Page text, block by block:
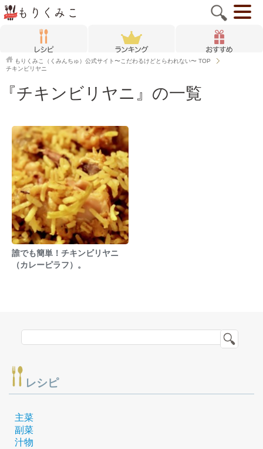
もりくみこ（くみんちゅ）公式サイト〜こだわるけどとらわれない〜 TOP
チキンビリヤニ
『チキンビリヤニ』の一覧
誰でも簡単！チキンビリヤニ
（カレーピラフ）。
レシピ
主菜
副菜
汁物